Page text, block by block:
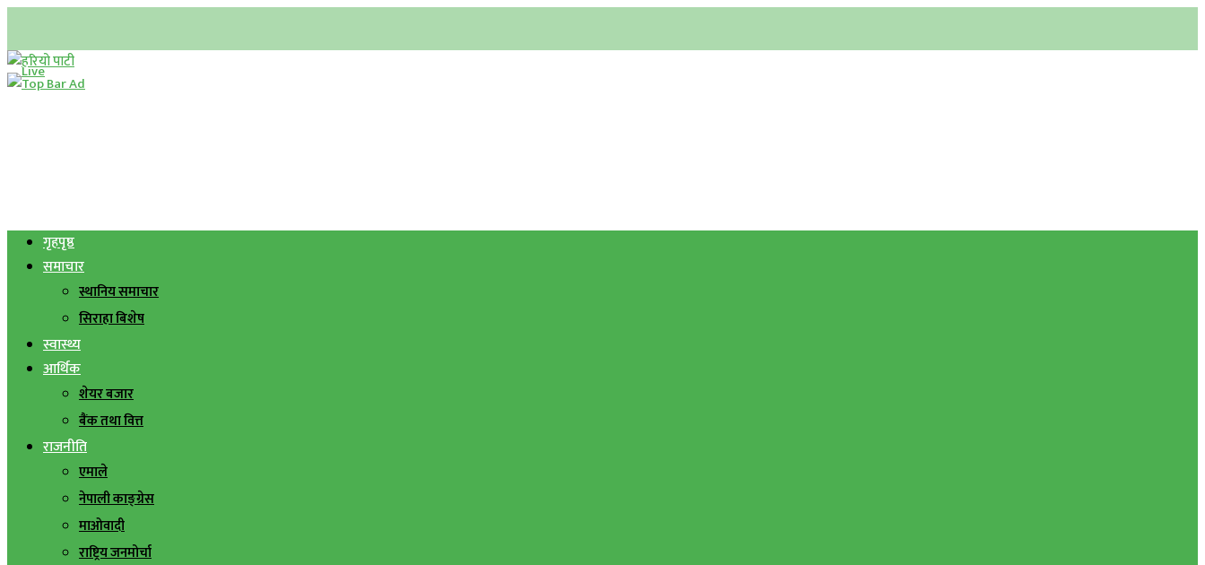
गृहपृष्ठ
समाचार
स्थानिय समाचार
सिराहा बिशेष
स्वास्थ्य
आर्थिक
शेयर बजार
बैंक तथा वित्त
राजनीति
एमाले
नेपाली काङ्ग्रेस
माओवादी
राष्ट्रिय जनमोर्चा